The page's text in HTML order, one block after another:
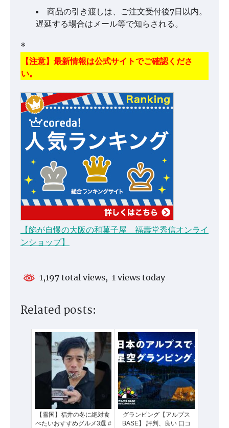
商品の引き渡しは、ご注文受付後7日以内。
遅延する場合はメール等で知らされる。
*
【注意】最新情報は公式サイトでご確認くださ
い。
【餡が自慢の大阪の和菓子屋 福壽堂秀信オンライ
ンショップ】
1,197 total views, 1 views today
Related posts:
【雪国】福井の冬に絶対食
べたいおすすめグルメ3選 #
グランピング【アルプス
BASE】 評判、良い 口コ